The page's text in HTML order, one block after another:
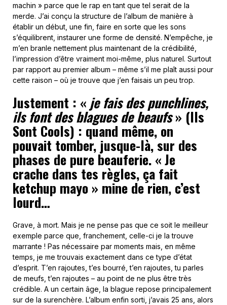
machin » parce que le rap en tant que tel serait de la
merde. J’ai conçu la structure de l’album de manière à
établir un début, une fin, faire en sorte que les sons
s’équilibrent, instaurer une forme de densité. N’empêche, je
m’en branle nettement plus maintenant de la crédibilité,
l’impression d’être vraiment moi-même, plus naturel. Surtout
par rapport au premier album – même s’il me plaît aussi pour
cette raison – où je trouve que j’en faisais un peu trop.
Justement : « je fais des punchlines,
ils font des blagues de beaufs» (Ils
Sont Cools) : quand même, on
pouvait tomber, jusque-là, sur des
phases de pure beauferie. « Je
crache dans tes règles, ça fait
ketchup mayo » mine de rien, c’est
lourd…
Grave, à mort. Mais je ne pense pas que ce soit le meilleur
exemple parce que, franchement, celle-ci je la trouve
marrante ! Pas nécessaire par moments mais, en même
temps, je me trouvais exactement dans ce type d’état
d’esprit. T’en rajoutes, t’es bourré, t’en rajoutes, tu parles
de meufs, t’en rajoutes – au point de ne plus être très
crédible. A un certain âge, la blague repose principalement
sur de la surenchère. L’album enfin sorti, j’avais 25 ans, alors